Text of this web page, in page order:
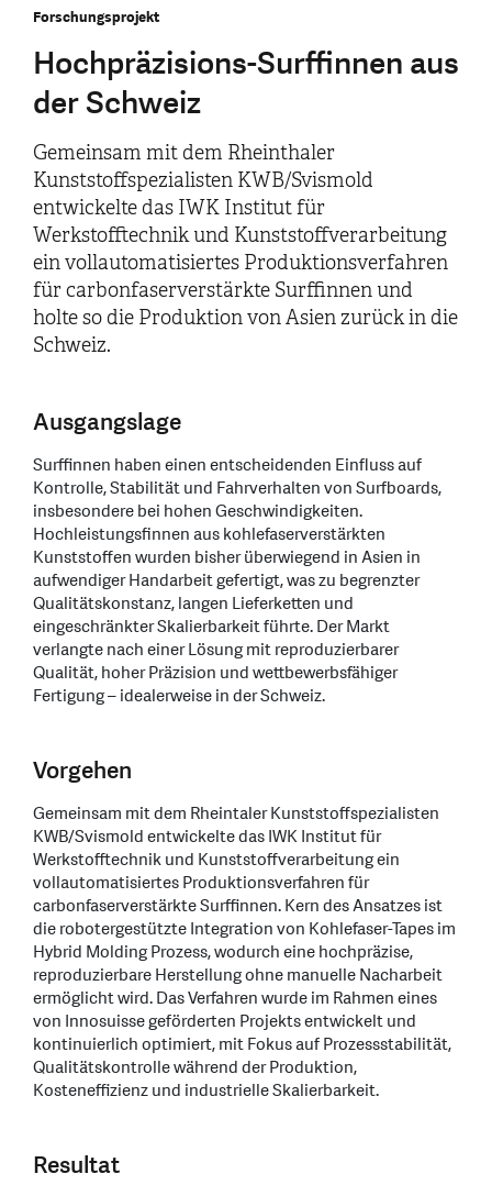
Forschungsprojekt
Hochpräzisions-Surffinnen aus
der Schweiz
Gemeinsam mit dem Rheinthaler
Kunststoffspezialisten KWB/Svismold
entwickelte das IWK Institut für
Werkstofftechnik und Kunststoffverarbeitung
ein vollautomatisiertes Produktionsverfahren
für carbonfaserverstärkte Surffinnen und
holte so die Produktion von Asien zurück in die
Schweiz.
Ausgangslage
Surffinnen haben einen entscheidenden Einfluss auf
Kontrolle, Stabilität und Fahrverhalten von Surfboards,
insbesondere bei hohen Geschwindigkeiten.
Hochleistungsfinnen aus kohlefaserverstärkten
Kunststoffen wurden bisher überwiegend in Asien in
aufwendiger Handarbeit gefertigt, was zu begrenzter
Qualitätskonstanz, langen Lieferketten und
eingeschränkter Skalierbarkeit führte. Der Markt
verlangte nach einer Lösung mit reproduzierbarer
Qualität, hoher Präzision und wettbewerbsfähiger
Fertigung – idealerweise in der Schweiz.
Vorgehen
Gemeinsam mit dem Rheintaler Kunststoffspezialisten
KWB/Svismold entwickelte das IWK Institut für
Werkstofftechnik und Kunststoffverarbeitung ein
vollautomatisiertes Produktionsverfahren für
carbonfaserverstärkte Surffinnen. Kern des Ansatzes ist
die robotergestützte Integration von Kohlefaser-Tapes im
Hybrid Molding Prozess, wodurch eine hochpräzise,
reproduzierbare Herstellung ohne manuelle Nacharbeit
ermöglicht wird. Das Verfahren wurde im Rahmen eines
von Innosuisse geförderten Projekts entwickelt und
kontinuierlich optimiert, mit Fokus auf Prozessstabilität,
Qualitätskontrolle während der Produktion,
Kosteneffizienz und industrielle Skalierbarkeit.
Resultat